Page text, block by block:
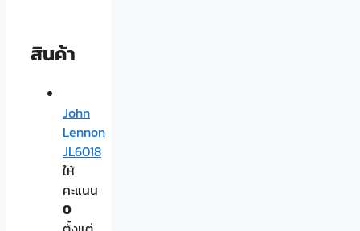
สินค้า
John
Lennon
JL6018
ให้
คะแนน
0